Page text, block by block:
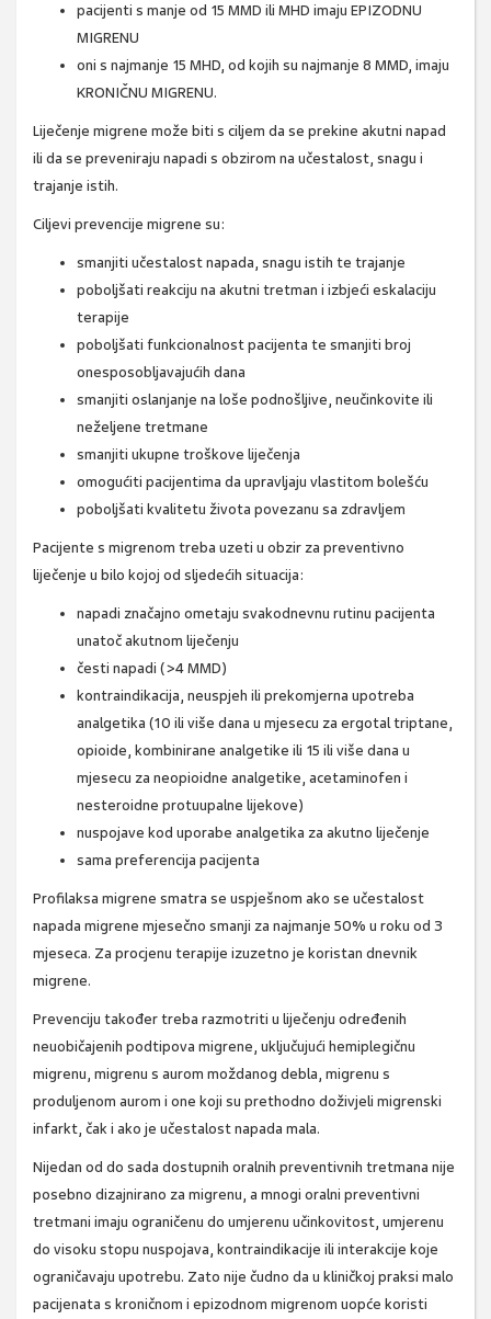
pacijenti s manje od 15 MMD ili MHD imaju EPIZODNU
MIGRENU
oni s najmanje 15 MHD, od kojih su najmanje 8 MMD, imaju
KRONIČNU MIGRENU.
Liječenje migrene može biti s ciljem da se prekine akutni napad
ili da se preveniraju napadi s obzirom na učestalost, snagu i
trajanje istih.
Ciljevi prevencije migrene su:
smanjiti učestalost napada, snagu istih te trajanje
poboljšati reakciju na akutni tretman i izbjeći eskalaciju
terapije
poboljšati funkcionalnost pacijenta te smanjiti broj
onesposobljavajućih dana
smanjiti oslanjanje na loše podnošljive, neučinkovite ili
neželjene tretmane
smanjiti ukupne troškove liječenja
omogućiti pacijentima da upravljaju vlastitom bolešću
poboljšati kvalitetu života povezanu sa zdravljem
Pacijente s migrenom treba uzeti u obzir za preventivno
liječenje u bilo kojoj od sljedećih situacija:
napadi značajno ometaju svakodnevnu rutinu pacijenta
unatoč akutnom liječenju
česti napadi (>4 MMD)
kontraindikacija, neuspjeh ili prekomjerna upotreba
analgetika (10 ili više dana u mjesecu za ergotal triptane,
opioide, kombinirane analgetike ili 15 ili više dana u
mjesecu za neopioidne analgetike, acetaminofen i
nesteroidne protuupalne lijekove)
nuspojave kod uporabe analgetika za akutno liječenje
sama preferencija pacijenta
Profilaksa migrene smatra se uspješnom ako se učestalost
napada migrene mjesečno smanji za najmanje 50% u roku od 3
mjeseca. Za procjenu terapije izuzetno je koristan dnevnik
migrene.
Prevenciju također treba razmotriti u liječenju određenih
neuobičajenih podtipova migrene, uključujući hemiplegičnu
migrenu, migrenu s aurom moždanog debla, migrenu s
produljenom aurom i one koji su prethodno doživjeli migrenski
infarkt, čak i ako je učestalost napada mala.
Nijedan od do sada dostupnih oralnih preventivnih tretmana nije
posebno dizajnirano za migrenu, a mnogi oralni preventivni
tretmani imaju ograničenu do umjerenu učinkovitost, umjerenu
do visoku stopu nuspojava, kontraindikacije ili interakcije koje
ograničavaju upotrebu. Zato nije čudno da u kliničkoj praksi malo
pacijenata s kroničnom i epizodnom migrenom uopće koristi